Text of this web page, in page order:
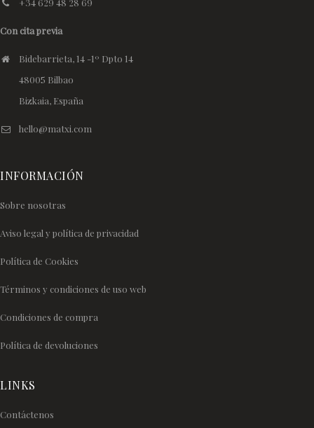
+34 629 48 28 69
Con cita previa
Bidebarrieta, 14 -1º Dpto 14
48005 Bilbao
Bizkaia, España
hello@matxi.com
INFORMACIÓN
Sobre nosotras
Aviso legal y política de privacidad
Política de Cookies
Términos y condiciones de uso web
Condiciones de compra
Política de devoluciones
LINKS
Contáctenos